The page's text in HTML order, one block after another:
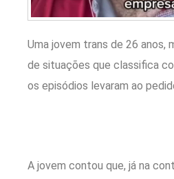
Uma jovem trans de 26 anos,
de situações que classifica
os episódios levaram ao
A jovem contou que, já na